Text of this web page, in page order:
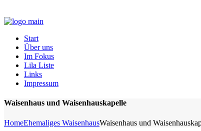
Start
Über uns
Im Fokus
Lila Liste
Links
Impressum
Waisenhaus und Waisenhauskapelle
HomeEhemaliges WaisenhausWaisenhaus und